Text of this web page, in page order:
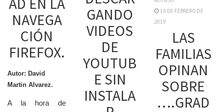
NAVEGA
CIÓN
FIREFOX.
Autor: David
Martin Alvarez.
A la hora de
GANDO
VIDEOS
DE
YOUTUB
E SIN
INSTALA
16 DE FEBRERO DE
2019
LAS
FAMILIAS
OPINAN
SOBRE
….GRAD